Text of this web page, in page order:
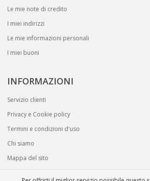
Le mie note di credito
I miei indirizzi
Le mie informazioni personali
I miei buoni
INFORMAZIONI
Servizio clienti
Privacy e Cookie policy
Termini e condizioni d'uso
Chi siamo
Mappa del sito